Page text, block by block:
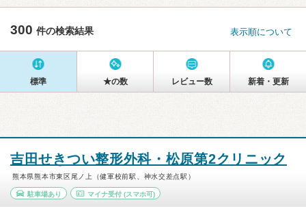
300 件の検索結果 表示順について
標準 ★の数 レビュー数 新着・更新
吉田せきつい整形外科・松原第2クリニック
熊本県熊本市東区尾ノ上（健軍校前駅、神水交差点駅）
駐車場あり マイナ受付(スマホ可)